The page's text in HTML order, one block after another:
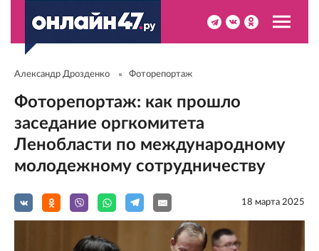
Александр Дрозденко Фоторепортаж
Фоторепортаж: как прошло
заседание оргкомитета
Ленобласти по международному
молодежному сотрудничеству
18 мартa 2025